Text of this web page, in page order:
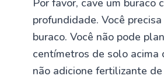
profundidade. Você
buraco. Você não pode
centímetros de solo acima
não adicione fertilizante